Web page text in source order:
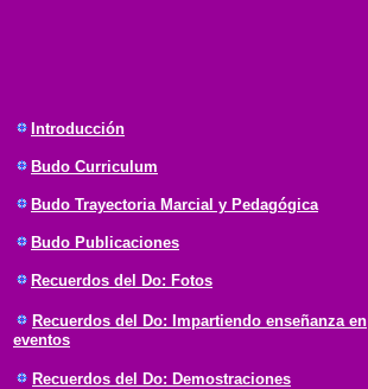
Introducción
Budo Curriculum
Budo Trayectoria Marcial y Pedagógica
Budo Publicaciones
Recuerdos del Do: Fotos
Recuerdos del Do: Impartiendo enseñanza en
eventos
Recuerdos del Do: Demostraciones